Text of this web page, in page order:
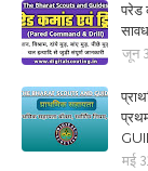
परेड
जून
मई